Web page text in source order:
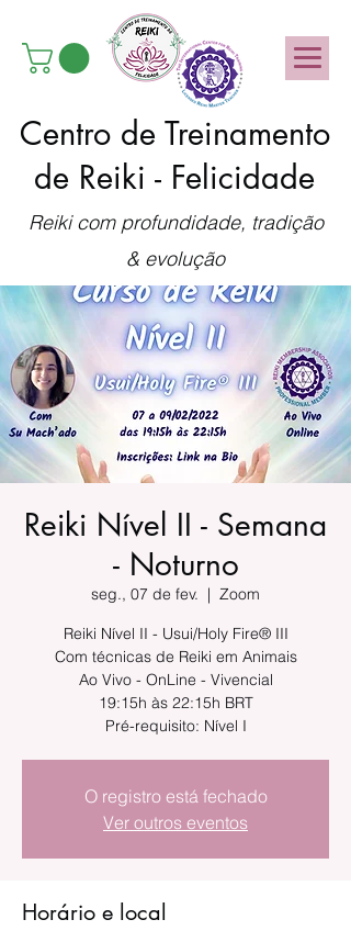
Centro de Treinamento
de Reiki - Felicidade
Reiki com profundidade, tradição
& evolução
Reiki Nível II - Semana
- Noturno
seg., 07 de fev.
  |
Zoom
Reiki Nível II - Usui/Holy Fire® III
Com técnicas de Reiki em Animais
Ao Vivo - OnLine - Vivencial
19:15h às 22:15h BRT
Pré-requisito: Nível I
O registro está fechado
Ver outros eventos
Horário e local